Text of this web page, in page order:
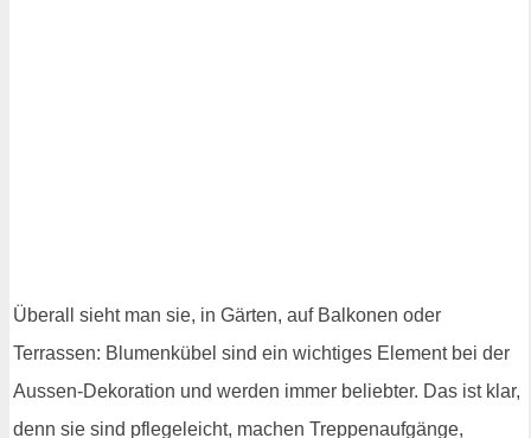
Überall sieht man sie, in Gärten, auf Balkonen oder
Terrassen: Blumenkübel sind ein wichtiges Element bei der
Aussen-Dekoration und werden immer beliebter. Das ist klar,
denn sie sind pflegeleicht, machen Treppenaufgänge,